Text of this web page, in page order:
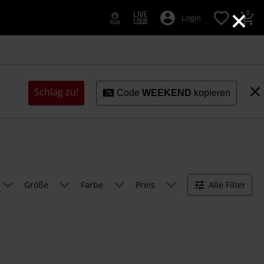
×
Login 0
Schlag zu! CodeWEEKEND kopieren
Größe Farbe Preis Alle Filter